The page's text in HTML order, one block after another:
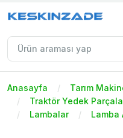
Anasayfa Tarım
Traktör Yedek
Lambalar
Lamba